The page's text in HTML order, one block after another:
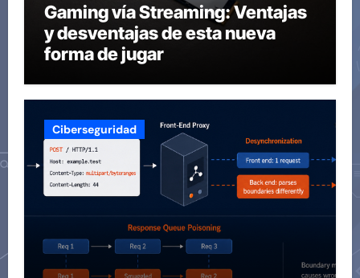
Gaming vía Streaming: Ventajas
y desventajas de esta nueva
forma de jugar
Ciberseguridad